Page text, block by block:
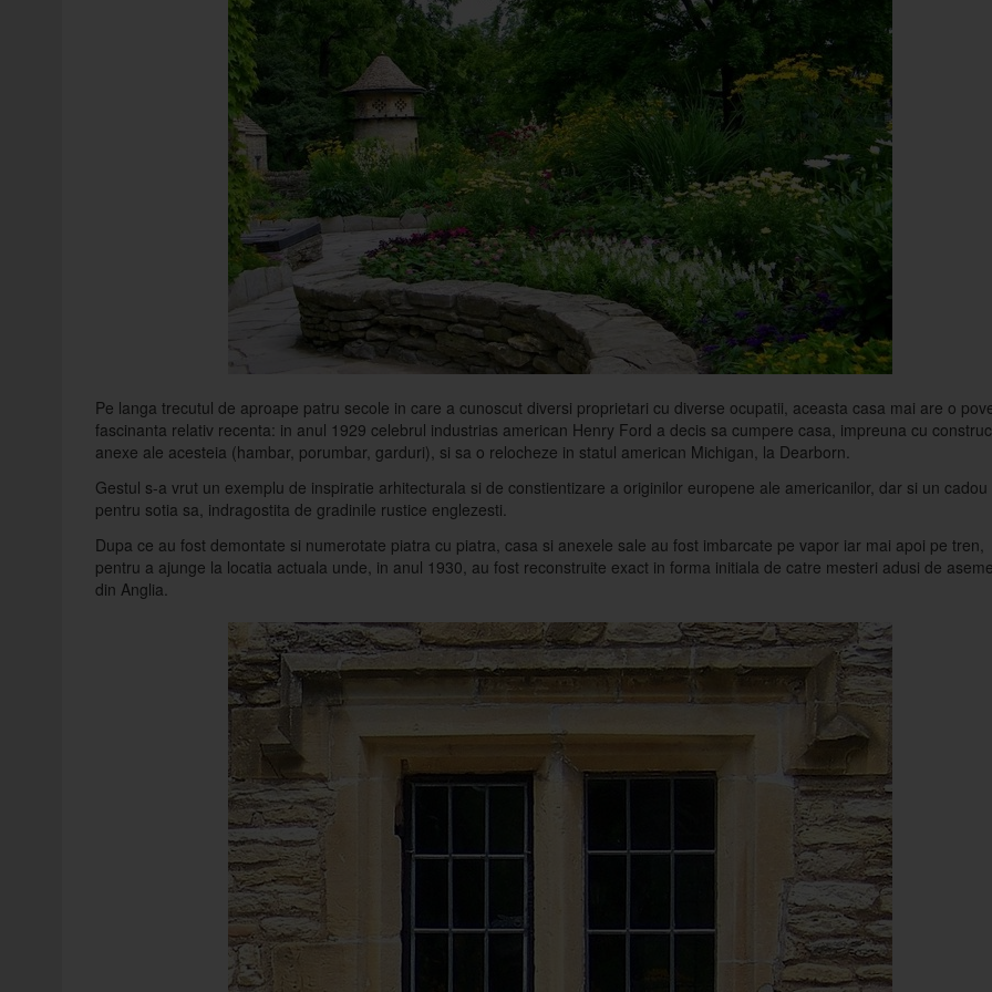
Pe langa trecutul de aproape patru secole in care a cunoscut diversi proprietari cu diverse ocupatii, aceasta casa mai are o
fascinanta relativ recenta: in anul 1929 celebrul industrias american Henry Ford a decis sa cumpere casa, impreuna cu
anexe ale acesteia (hambar, porumbar, garduri), si sa o relocheze in statul american Michigan, la Dearborn.
Gestul s-a vrut un exemplu de inspiratie arhitecturala si de constientizare a originilor europene ale americanilor, dar si un cadou
pentru sotia sa, indragostita de gradinile rustice englezesti.
Dupa ce au fost demontate si numerotate piatra cu piatra, casa si anexele sale au fost imbarcate pe vapor iar mai apoi pe tren,
pentru a ajunge la locatia actuala unde, in anul 1930, au fost reconstruite exact in forma initiala de catre mesteri adusi de
din Anglia.